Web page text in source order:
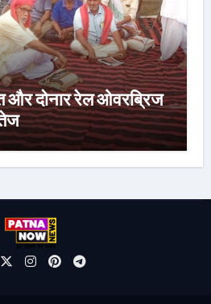
और दोनार रेल ओवरब्रिज